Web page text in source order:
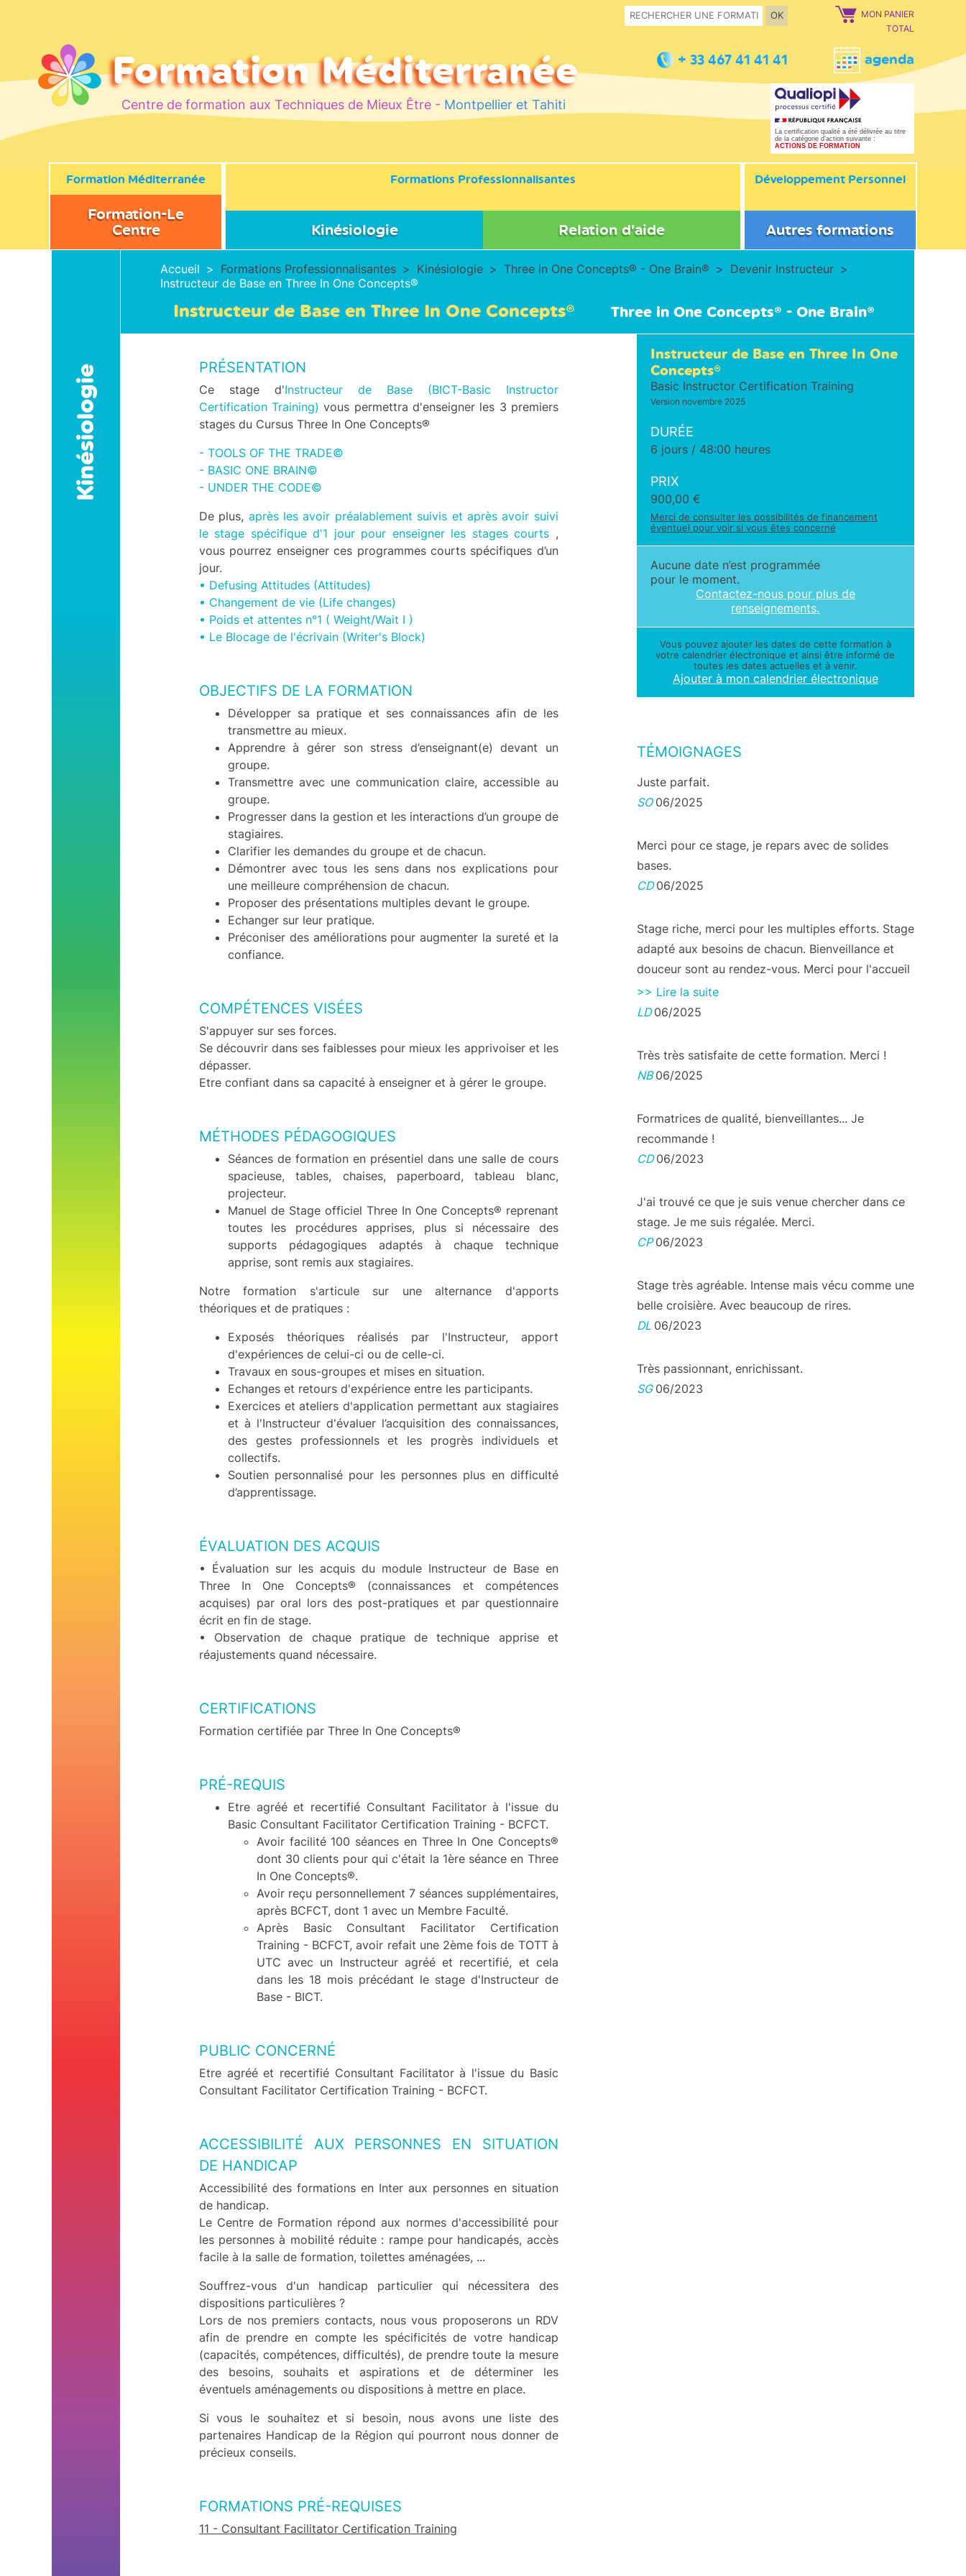
Formation Méditerranée
Centre de formation aux Techniques de Mieux Être - Montpellier et Tahiti
Formation Méditerranée
Formation-Le
Centre
proche de Montpellier
Nos formateurs et
Intervenants à
Montpellier
Certificat Qualiopi
Avis aout 2023 à juillet
2024
Accessibilité aux
Personnes en situation de
Formations Professionnalisantes
Kinésiologie
Three in One Concepts® - One Brain®
Touch For Health
Relation d’aide
Développement Personnel
Autres formations
OK
MON PANIER
TOTAL
+ 33 467 41 41 41 agenda
La certification qualité a été délivrée au titre
de la catégorie d’action suivante :
ACTIONS DE FORMATION
Kinésiologie
Accueil Formations Professionnalisantes Kinésiologie Three in One Concepts® - One Brain®
Devenir Instructeur
Instructeur de Base en Three In One Concepts®
Three in One Concepts® - One Brain®
Instructeur de Base en Three In One Concepts®
PRÉSENTATION
Ce stage d'Instructeur de Base (BICT-Basic Instructor
Certification Training)vous permettra d'enseigner les 3 premiers
stages du Cursus Three In One Concepts®
- TOOLS OF THE TRADE©
- BASIC ONE BRAIN©
- UNDER THE CODE©
De plus, après les avoir préalablement suivis et après avoir suivi
le stage spécifique d'1 jour pour enseigner les stages courts ,
vous pourrez enseigner ces programmes courts spécifiques d’un
jour.
• Defusing Attitudes (Attitudes)
• Changement de vie (Life changes)
• Poids et attentes n°1 ( Weight/Wait I )
• Le Blocage de l'écrivain (Writer's Block)
OBJECTIFS DE LA FORMATION
Développer sa pratique et ses connaissances afin de les
transmettre au mieux.
Apprendre à gérer son stress d’enseignant(e) devant un
groupe.
Transmettre avec une communication claire, accessible au
groupe.
Progresser dans la gestion et les interactions d’un groupe de
stagiaires.
Clarifier les demandes du groupe et de chacun.
Démontrer avec tous les sens dans nos explications pour
une meilleure compréhension de chacun.
Proposer des présentations multiples devant le groupe.
Echanger sur leur pratique.
Préconiser des améliorations pour augmenter la sureté et la
confiance.
COMPÉTENCES VISÉES
S'appuyer sur ses forces.
Se découvrir dans ses faiblesses pour mieux les apprivoiser et les
dépasser.
Etre confiant dans sa capacité à enseigner et à gérer le groupe.
MÉTHODES PÉDAGOGIQUES
Séances de formation en présentiel dans une salle de cours
spacieuse, tables, chaises, paperboard, tableau blanc,
projecteur.
Manuel de Stage officiel Three In One Concepts® reprenant
toutes les procédures apprises, plus si nécessaire des
supports pédagogiques adaptés à chaque technique
apprise, sont remis aux stagiaires.
Notre formation s'articule sur une alternance d'apports
théoriques et de pratiques :
Exposés théoriques réalisés par l'Instructeur, apport
d'expériences de celui-ci ou de celle-ci.
Travaux en sous-groupes et mises en situation.
Echanges et retours d'expérience entre les participants.
Exercices et ateliers d'application permettant aux stagiaires
et à l'Instructeur d'évaluer l’acquisition des connaissances,
des gestes professionnels et les progrès individuels et
collectifs.
Soutien personnalisé pour les personnes plus en difficulté
d’apprentissage.
ÉVALUATION DES ACQUIS
• Évaluation sur les acquis du module Instructeur de Base en
Three In One Concepts® (connaissances et compétences
acquises) par oral lors des post-pratiques et par questionnaire
écrit en fin de stage.
• Observation de chaque pratique de technique apprise et
réajustements quand nécessaire.
CERTIFICATIONS
Formation certifiée par Three In One Concepts®
PRÉ-REQUIS
Etre agréé et recertifié Consultant Facilitator à l'issue du
Basic Consultant Facilitator Certification Training - BCFCT.
Avoir facilité 100 séances en Three In One Concepts®
dont 30 clients pour qui c'était la 1ère séance en Three
In One Concepts®.
Avoir reçu personnellement 7 séances supplémentaires,
après BCFCT, dont 1 avec un Membre Faculté.
Après Basic Consultant Facilitator Certification
Training - BCFCT, avoir refait une 2ème fois de TOTT à
UTC avec un Instructeur agréé et recertifié, et cela
dans les 18 mois précédant le stage d'Instructeur de
Base - BICT.
PUBLIC CONCERNÉ
Etre agréé et recertifié Consultant Facilitator à l'issue du Basic
Consultant Facilitator Certification Training - BCFCT.
ACCESSIBILITÉ AUX PERSONNES EN SITUATION
DE HANDICAP
Accessibilité des formations en Inter aux personnes en situation
de handicap.
Le Centre de Formation répond aux normes d'accessibilité pour
les personnes à mobilité réduite : rampe pour handicapés, accès
facile à la salle de formation, toilettes aménagées, ...
Souffrez-vous d'un handicap particulier qui nécessitera des
dispositions particulières ?
Lors de nos premiers contacts, nous vous proposerons un RDV
afin de prendre en compte les spécificités de votre handicap
(capacités, compétences, difficultés), de prendre toute la mesure
des besoins, souhaits et aspirations et de déterminer les
éventuels aménagements ou dispositions à mettre en place.
Si vous le souhaitez et si besoin, nous avons une liste des
partenaires Handicap de la Région qui pourront nous donner de
précieux conseils.
FORMATIONS PRÉ-REQUISES
11 - Consultant Facilitator Certification Training
Instructeur de Base en Three In One
Concepts®
Basic Instructor Certification Training
Version novembre 2025
DURÉE
6 jours / 48:00 heures
PRIX
900,00 €
Merci de consulter les possibilités de financement
éventuel pour voir si vous êtes concerné
Aucune date n’est programmée
pour le moment.
Contactez-nous pour plus de
renseignements.
Vous pouvez ajouter les dates de cette formation à
votre calendrier électronique et ainsi être informé de
toutes les dates actuelles et à venir.
Ajouter à mon calendrier électronique
TÉMOIGNAGES
Juste parfait.
SO 06/2025
Merci pour ce stage, je repars avec de solides
bases.
CD06/2025
Stage riche, merci pour les multiples efforts. Stage
adapté aux besoins de chacun. Bienveillance et
douceur sont au rendez-vous. Merci pour l'accueil
et la richesse des explications.
>> Lire la suite
LD06/2025
Très très satisfaite de cette formation. Merci !
NB06/2025
Formatrices de qualité, bienveillantes... Je
recommande !
CD06/2023
J'ai trouvé ce que je suis venue chercher dans ce
stage. Je me suis régalée. Merci.
CP06/2023
Stage très agréable. Intense mais vécu comme une
belle croisière. Avec beaucoup de rires.
DL 06/2023
Très passionnant, enrichissant.
SG 06/2023